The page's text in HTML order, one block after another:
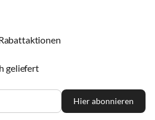
geliefert
Hier abonnieren